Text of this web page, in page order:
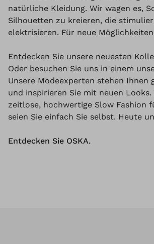
natürliche Kleidung. Wir wagen es,
Silhouetten zu kreieren, die
elektrisieren. Für neue
Entdecken Sie unsere neuesten
Oder besuchen Sie uns in einem
Unsere Modeexperten stehen Ihnen
und inspirieren Sie mit neuen Looks.
zeitlose, hochwertige Slow Fashion
seien Sie einfach Sie selbst. Heute
Entdecken Sie OSKA.